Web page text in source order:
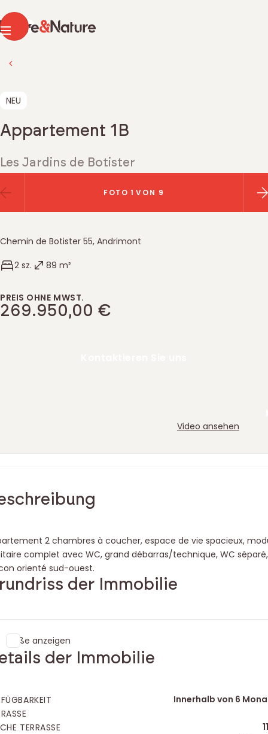
Pierre & Nature
Menu
DE
FR
Zurück zur Immobiliensuche
NEU
Appartement 1B
Les Jardins de Botister
Chemin de Botister 55, Andrimont
Anzahl Schlafzimmer
2 sz. Wohnfläche
89 m²
PREIS OHNE MWST.
269.950,00 €
FOTO 1 VON 9
Vorherriges Bild
2 chambres à coucher, espace de vie spacieux,
complet avec WC, grand débarras/technique, WC séparé,
orienté sud-ouest.
Video ansehen
der Immobilie
Maße anzeigen
der Immobilie
Innerhalb von 6
TERRASSE